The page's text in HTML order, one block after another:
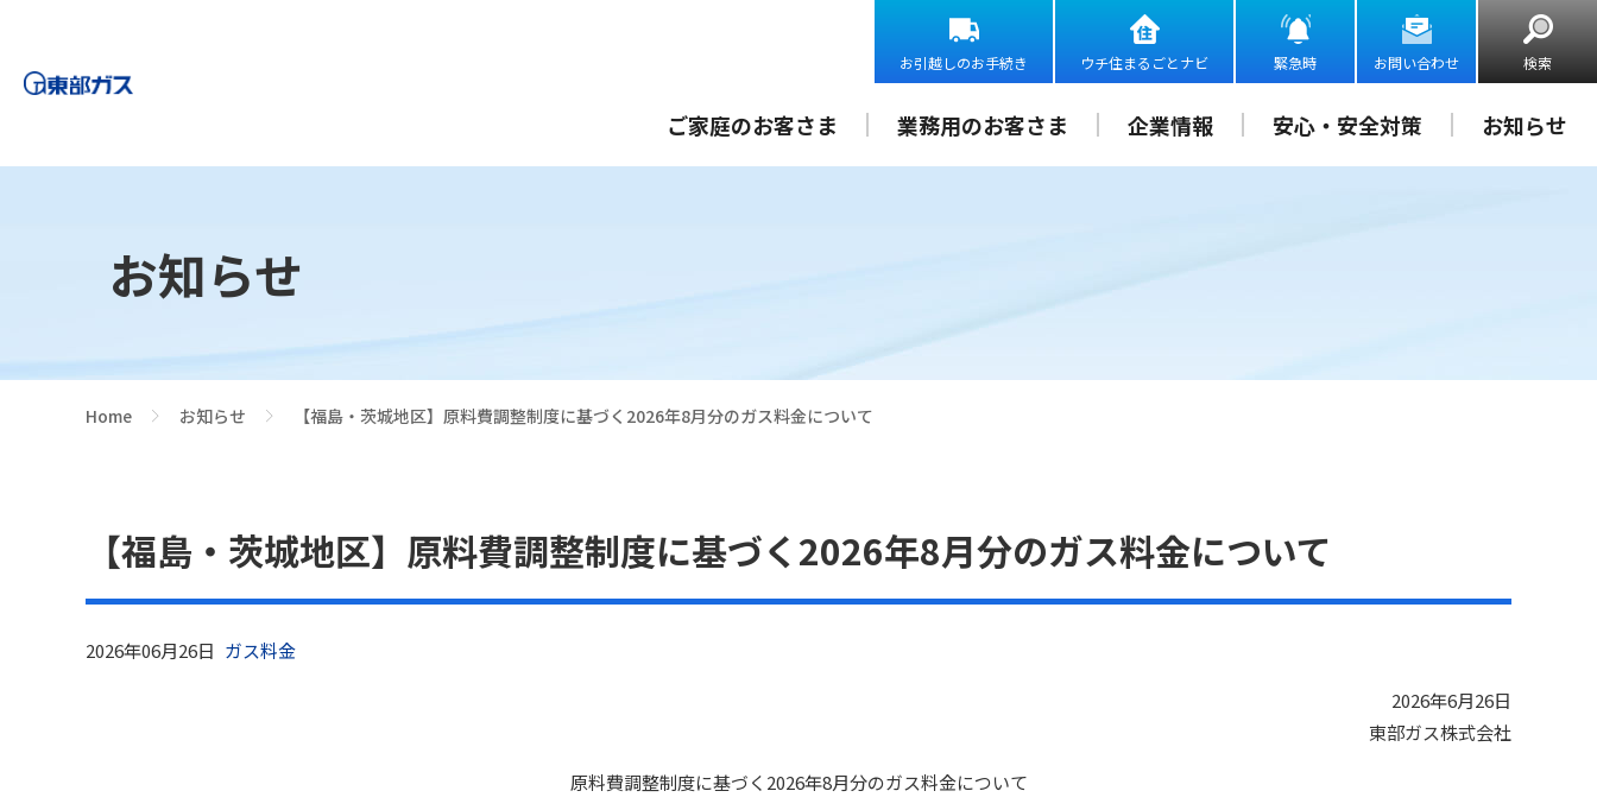
お引越しのお手続き ウチ住まるごとナビ 緊急時 お問い合わせ 検索
ご家庭のお客さま 業務用のお客さま 企業情報 安心・安全対策 お知らせ
お知らせ
Home お知らせ 【福島・茨城地区】原料費調整制度に基づく2026年8月分のガス料金について
【福島・茨城地区】原料費調整制度に基づく2026年8月分のガス料金について
2026年06月26日 ガス料金
2026年6月26日
東部ガス株式会社
原料費調整制度に基づく2026年8月分のガス料金について